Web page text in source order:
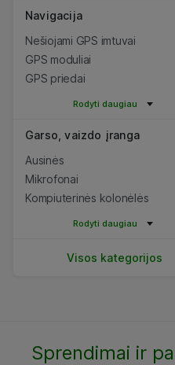
Navigacija
Nešiojami GPS imtuvai
GPS moduliai
GPS priedai
Rodyti daugiau
Garso, vaizdo įranga
Ausinės
Mikrofonai
Kompiuterinės kolonėlės
Rodyti daugiau
Visos kategorijos
Sprendimai ir